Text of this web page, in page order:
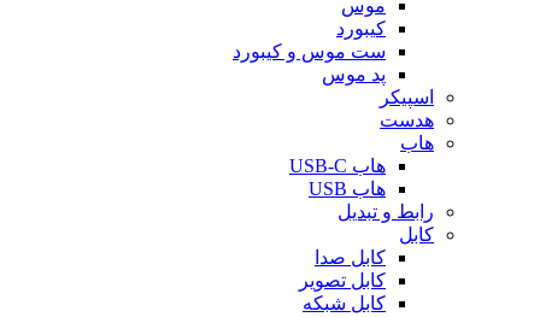
موس
کیبورد
ست موس و کیبورد
پد موس
اسپیکر
هدست
هاب
هاب USB-C
هاب USB
رابط و تبدیل
کابل
کابل صدا
کابل تصویر
کابل شبکه